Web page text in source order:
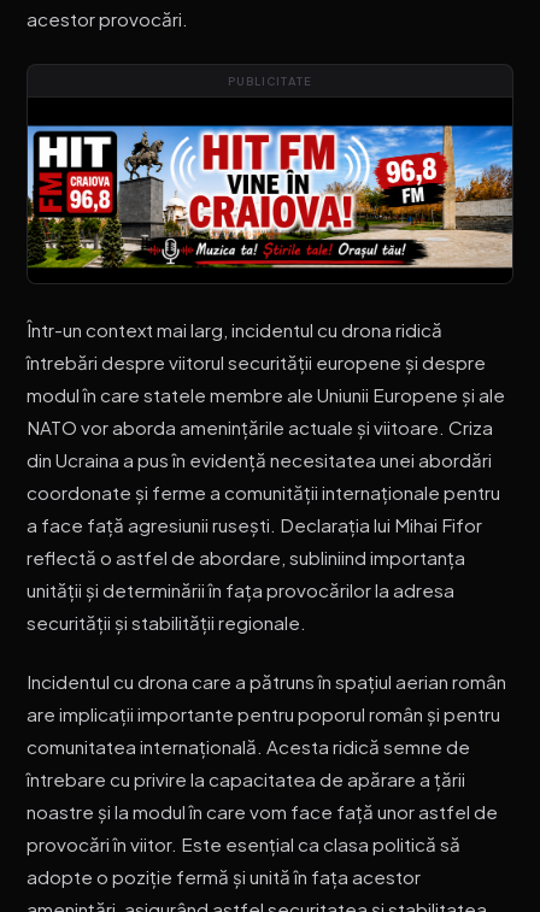
acestor provocări.
PUBLICITATE
Într-un context mai larg, incidentul cu drona ridică
întrebări despre viitorul securității europene și despre
modul în care statele membre ale Uniunii Europene și ale
NATO vor aborda amenințările actuale și viitoare. Criza
din Ucraina a pus în evidență necesitatea unei abordări
coordonate și ferme a comunității internaționale pentru
a face față agresiunii rusești. Declarația lui Mihai Fifor
reflectă o astfel de abordare, subliniind importanța
unității și determinării în fața provocărilor la adresa
securității și stabilității regionale.
Incidentul cu drona care a pătruns în spațiul aerian român
are implicații importante pentru poporul român și pentru
comunitatea internațională. Acesta ridică semne de
întrebare cu privire la capacitatea de apărare a țării
noastre și la modul în care vom face față unor astfel de
provocări în viitor. Este esențial ca clasa politică să
adopte o poziție fermă și unită în fața acestor